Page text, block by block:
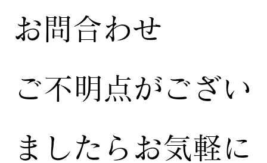
お問合わせ
ご不明点がござい
ましたらお気軽に